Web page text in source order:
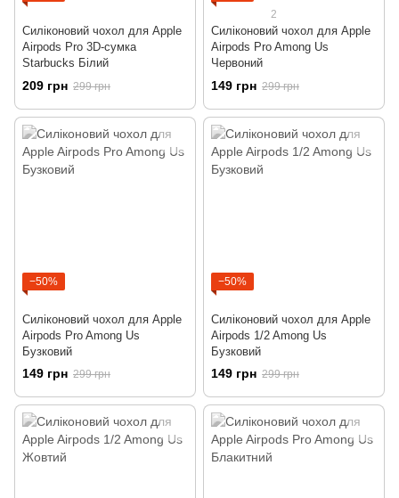
Силіконовий чохол для Apple
Airpods Pro 3D-сумка
Starbucks Білий
209 грн 299 грн
2
Силіконовий чохол для Apple
Airpods Pro Among Us
Червоний
149 грн 299 грн
−50%
Силіконовий чохол для Apple
Airpods Pro Among Us
Бузковий
149 грн 299 грн
−50%
Силіконовий чохол для Apple
Airpods 1/2 Among Us
Бузковий
149 грн 299 грн